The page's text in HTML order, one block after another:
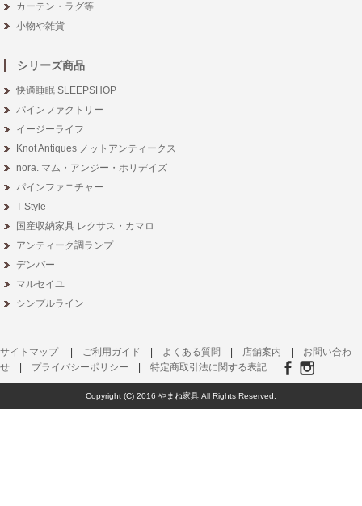
カーテン・ラグ等
小物や雑貨
シリーズ商品
快適睡眠 SLEEPSHOP
パインファクトリー
イージーライフ
Knot Antiques ノットアンティークス
nora. マム・アンジー・ホリデイズ
パインファニチャー
T-Style
国産収納家具 レクサス・カマロ
アンティーク調ランプ
デンバー
マルセイユ
シンプルライン
サイトマップ| ご利用ガイド よくある質問 店舗案内
お問い合わ
せ
プライバシーポリシー 特定商取引法に関する表記
Copyright (C) 2016 やまね家具 All Rights Reserved.